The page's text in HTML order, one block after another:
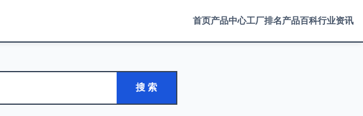
首页产品中心工厂排名产品百科行业资讯
搜 索